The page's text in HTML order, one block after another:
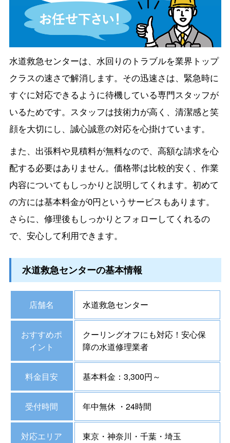
水道救急センターは、水回りのトラブルを業界トップ
クラスの速さで解消します。その迅速さは、緊急時に
すぐに対応できるように待機している専門スタッフが
いるためです。スタッフは技術力が高く、清潔感と笑
顔を大切にし、誠心誠意の対応を心掛けています。
また、出張料や見積料が無料なので、高額な請求を心
配する必要はありません。価格帯は比較的安く、作業
内容についてもしっかりと説明してくれます。初めて
の方には基本料金が0円というサービスもあります。
さらに、修理後もしっかりとフォローしてくれるの
で、安心して利用できます。
水道救急センターの基本情報
店舗名 水道救急センター
おすすめポ
イント
クーリングオフにも対応！安心保
障の水道修理業者
料金目安 基本料金：3,300円～
受付時間 年中無休 ・24時間
対応エリア 東京・神奈川・千葉・埼玉